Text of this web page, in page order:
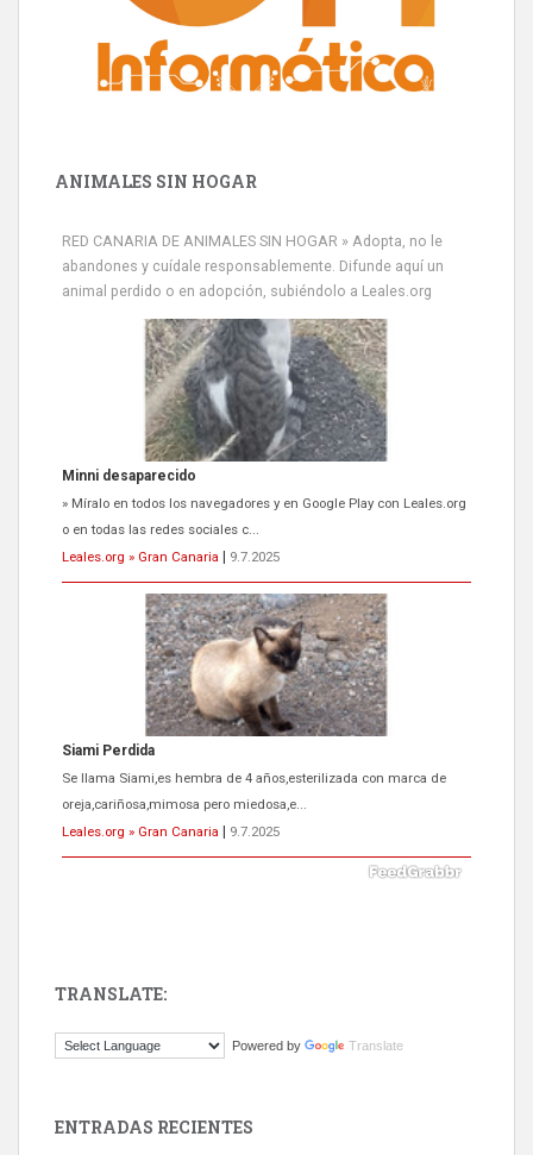
ANIMALES SIN HOGAR
RED CANARIA DE ANIMALES SIN HOGAR » Adopta, no le
abandones y cuídale responsablemente. Difunde aquí un
animal perdido o en adopción, subiéndolo a Leales.org
Siami Perdida
Se llama Siami,es hembra de 4 años,esterilizada con marca de
oreja,cariñosa,mimosa pero miedosa,e...
Leales.org » Gran Canaria
9.7.2025
ADOPCIÓN URGENTE GATA TEROR GRAN CANARIA
El ayuntamiento se va a llevar a Los Gatos callejeros de la zona los
próximos días, ella incluida...
Leales.org » Gran Canaria
9.7.2025
Este gato macho ha aparecido en la calle hace menos de un mes,
TRANSLATE:
Powered by Translate
ENTRADAS RECIENTES